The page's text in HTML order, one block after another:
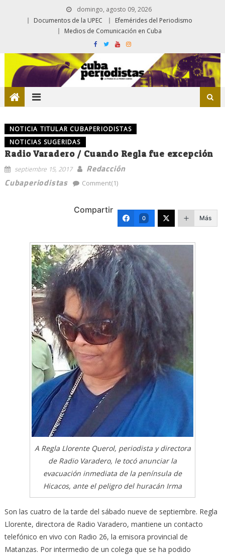
domingo, agosto 09, 2026
Documentos de la UPEC
Efemérides del Periodismo
Medios de Comunicación en Cuba
NOTICIA TITULAR CUBAPERIODISTAS
NOTICIAS SUGERIDAS
Radio Varadero / Cuando Regla fue excepción
septiembre 15, 2017
Redacción
Cubaperiodistas
Comment(1)
Compartir
0 Más
A Regla Llorente Querol, periodista y directora
de Radio Varadero, le tocó anunciar la
evacuación inmediata de la península de
Hicacos, ante el peligro del huracán Irma
Son las cuatro de la tarde del sábado nueve de septiembre. Regla
Llorente, directora de Radio Varadero, mantiene un contacto
telefónico en vivo con Radio 26, la emisora provincial de
Matanzas. Por intermedio de un colega que se ha podido